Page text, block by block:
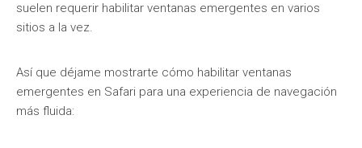
suelen requerir habilitar ventanas emergentes en varios
sitios a la vez.
Así que déjame mostrarte cómo habilitar ventanas
emergentes en Safari para una experiencia de navegación
más fluida: